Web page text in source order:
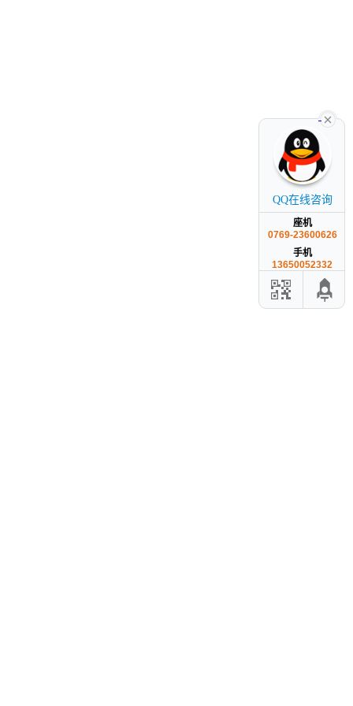
QQ在线咨询
座机
0769-23600626
手机
13650052332